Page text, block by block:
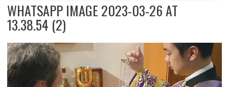
WHATSAPP IMAGE 2023-03-26 AT
13.38.54 (2)